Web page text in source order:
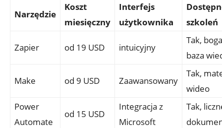
Narzędzie
Koszt
miesięczny
Interfejs
użytkownika
szkoleń
Zapier od 19 USD intuicyjny
Tak,
baza
Make od 9 USD Zaawansowany
Tak,⁤
wideo
Power
Automate
od 15 USD
Integracja z
Microsoft
Tak,